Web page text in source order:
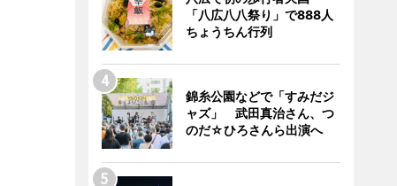
「八広八八祭り」で888人
ちょうちん行列
錦糸公園などで「すみだジ
ャズ」 武田真治さん、つ
のだ☆ひろさんら出演へ